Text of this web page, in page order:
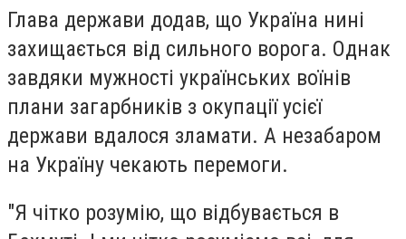
Глава держави додав, що Україна нині
захищається від сильного ворога. Однак
завдяки мужності українських воїнів
плани загарбників з окупації усієї
держави вдалося зламати. А незабаром
на Україну чекають перемоги.
"Я чітко розумію, що відбувається в